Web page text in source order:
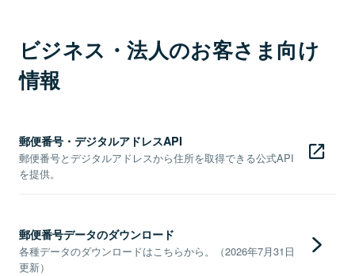
ビジネス・法人のお客さま向け
情報
郵便番号・デジタルアドレスAPI
郵便番号とデジタルアドレスから住所を取得できる公式API
を提供。
郵便番号データのダウンロード
各種データのダウンロードはこちらから。（2026年7月31日
更新）